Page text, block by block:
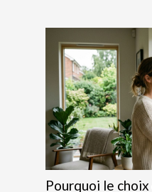
Pourquoi le